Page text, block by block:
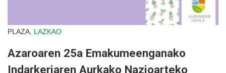
PLAZA, LAZKAO
Azaroaren 25a Emakumeenganako
Indarkeriaren Aurkako Nazioarteko